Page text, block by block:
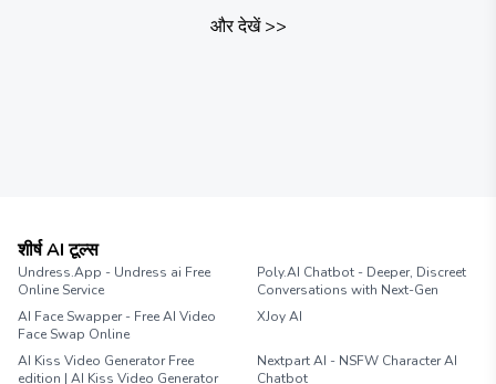
और देखें>>
शीर्ष AI टूल्स
Undress.App - Undress ai Free
Online Service
Poly.AI Chatbot - Deeper, Discreet
Conversations with Next-Gen
AI Face Swapper - Free AI Video
Face Swap Online
XJoy AI
AI Kiss Video Generator Free
edition | AI Kiss Video Generator
Nextpart AI - NSFW Character AI
Chatbot